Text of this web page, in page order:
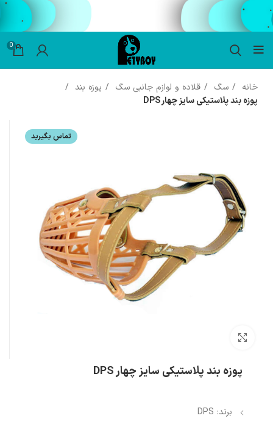
0
خانه سگ قلاده و لوازم جانبی سگ
پوزه بند
پوزه بند پلاستیکی سایز چهار DPS
تماس بگیرید
پوزه بند پلاستیکی سایز چهار DPS
برند: DPS